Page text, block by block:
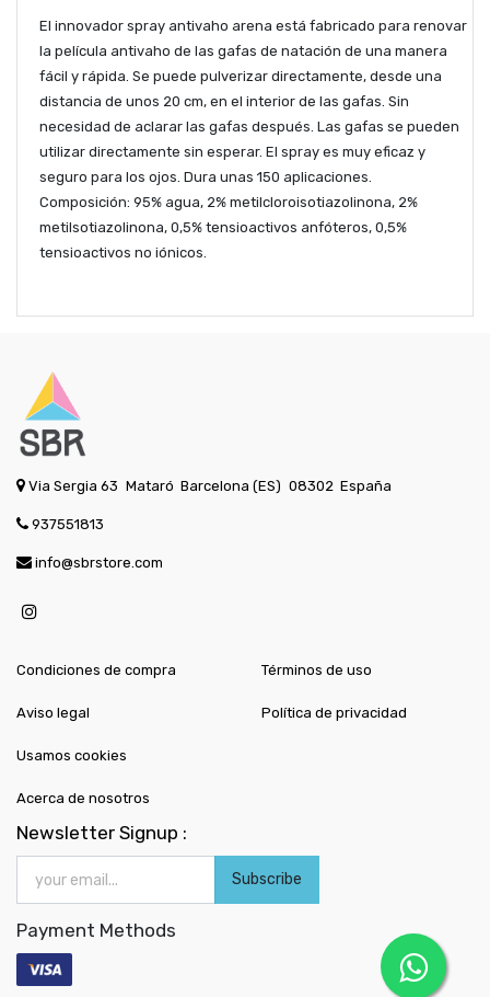
El innovador spray antivaho arena está fabricado para renovar
la película antivaho de las gafas de natación de una manera
fácil y rápida. Se puede pulverizar directamente, desde una
distancia de unos 20 cm, en el interior de las gafas. Sin
necesidad de aclarar las gafas después. Las gafas se pueden
utilizar directamente sin esperar. El spray es muy eficaz y
seguro para los ojos. Dura unas 150 aplicaciones.
Composición: 95% agua, 2% metilcloroisotiazolinona, 2%
metilsotiazolinona, 0,5% tensioactivos anfóteros, 0,5%
tensioactivos no iónicos.
Via Sergia 63 Mataró Barcelona (ES) 08302 España
937551813
info@sbrstore.com
Condiciones de compra
Aviso legal
Términos de uso
Política de privacidad
Usamos cookies
Acerca de nosotros
Newsletter Signup :
Subscribe
Payment Methods